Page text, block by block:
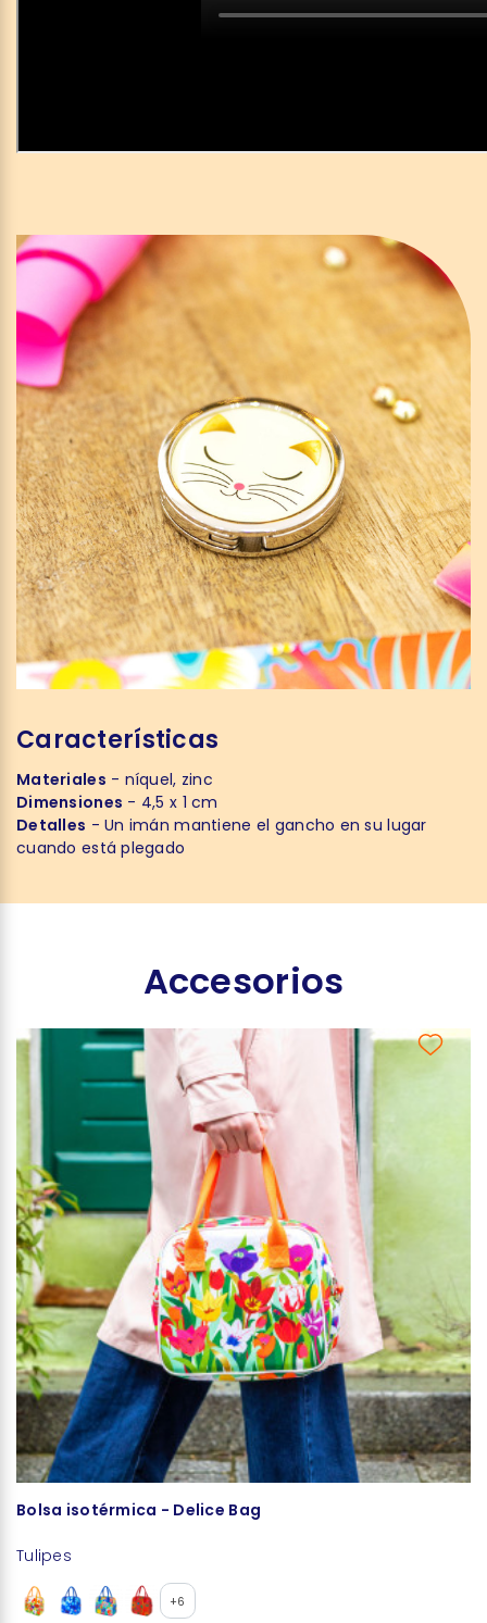
Características
Materiales - níquel, zinc
Dimensiones - 4,5 x 1 cm
Detalles - Un imán mantiene el gancho en su lugar
cuando está plegado
Accesorios
Bolsa isotérmica - Delice Bag
Tulipes
+6